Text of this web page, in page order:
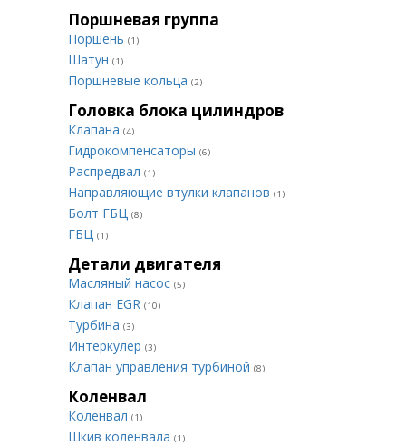
Поршневая группа
Поршень (1)
Шатун (1)
Поршневые кольца (2)
Головка блока цилиндров
Клапана (4)
Гидрокомпенсаторы (6)
Распредвал (1)
Направляющие втулки клапанов (1)
Болт ГБЦ (8)
ГБЦ (1)
Детали двигателя
Масляный насос (5)
Клапан EGR (10)
Турбина (3)
Интеркулер (3)
Клапан управления турбиной (8)
Коленвал
Коленвал (1)
Шкив коленвала (1)